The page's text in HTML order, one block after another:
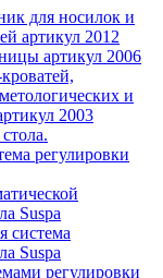
для носилок и
артикул 2012
артикул 2006
и
2003
регулировки
Suspa
система
Suspa
регулировки